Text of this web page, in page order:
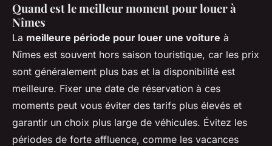
Quand est le meilleur moment pour louer à
Nîmes
La meilleure période pour louer une voiture à
Nîmes est souvent hors saison touristique, car les prix
sont généralement plus bas et la disponibilité est
meilleure. Fixer une date de réservation à ces
moments peut vous éviter des tarifs plus élevés et
garantir un choix plus large de véhicules. Évitez les
périodes de forte affluence, comme les vacances